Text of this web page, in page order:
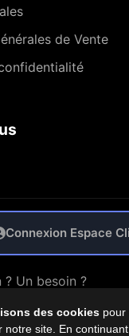
des cookies pour
notre site. En
de Vente
Connexion Espace
? Un besoin ?
Nous Contacter